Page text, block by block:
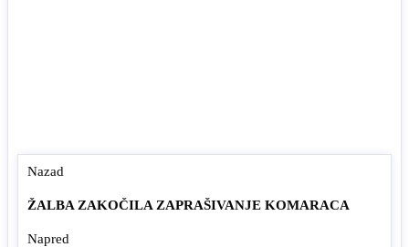
Nazad
ŽALBA ZAKOČILA ZAPRAŠIVANJE KOMARACA
Napred